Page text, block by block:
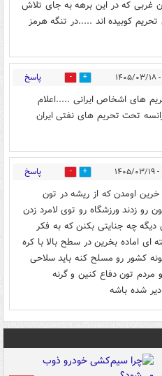
که در این برهه به جای تلاش
کوبیده اند .....در تنگه هرمز
1 پاسخ
های اشخاص ایرانی .....اعلام
تحت تحریم های نفتی ایران
0 پاسخ
اومدن که از ریشه در تون
رو زدند ورزشگاه رو توی لامرد زدن
چه جنایتی بکنن که به فکر
اماده بخرین در سطح بالا با کره
کشور رو مسلح کنه باید سلاحی
مردم تون دفاع کنین و گرنه
شده باشه